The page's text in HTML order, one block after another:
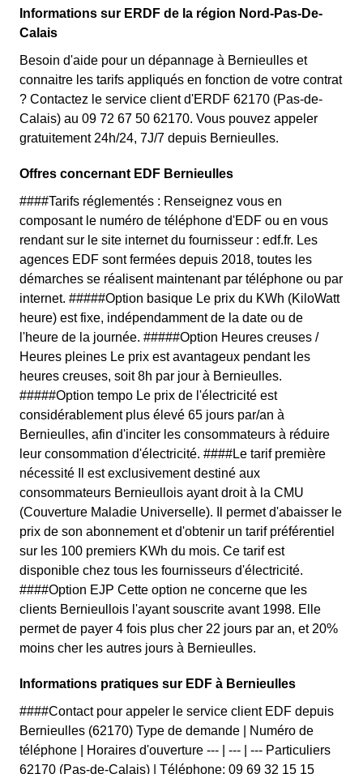
Informations sur ERDF de la région Nord-Pas-De-
Calais
Besoin d'aide pour un dépannage à Bernieulles et
connaitre les tarifs appliqués en fonction de votre contrat
? Contactez le service client d'ERDF 62170 (Pas-de-
Calais) au 09 72 67 50 62170. Vous pouvez appeler
gratuitement 24h/24, 7J/7 depuis Bernieulles.
Offres concernant EDF Bernieulles
####Tarifs réglementés : Renseignez vous en
composant le numéro de téléphone d'EDF ou en vous
rendant sur le site internet du fournisseur : edf.fr. Les
agences EDF sont fermées depuis 2018, toutes les
démarches se réalisent maintenant par téléphone ou par
internet. #####Option basique Le prix du KWh (KiloWatt
heure) est fixe, indépendamment de la date ou de
l'heure de la journée. #####Option Heures creuses /
Heures pleines Le prix est avantageux pendant les
heures creuses, soit 8h par jour à Bernieulles.
#####Option tempo Le prix de l'électricité est
considérablement plus élevé 65 jours par/an à
Bernieulles, afin d'inciter les consommateurs à réduire
leur consommation d'électricité. ####Le tarif première
nécessité Il est exclusivement destiné aux
consommateurs Bernieullois ayant droit à la CMU
(Couverture Maladie Universelle). Il permet d'abaisser le
prix de son abonnement et d'obtenir un tarif préférentiel
sur les 100 premiers KWh du mois. Ce tarif est
disponible chez tous les fournisseurs d'électricité.
####Option EJP Cette option ne concerne que les
clients Bernieullois l'ayant souscrite avant 1998. Elle
permet de payer 4 fois plus cher 22 jours par an, et 20%
moins cher les autres jours à Bernieulles.
Informations pratiques sur EDF à Bernieulles
####Contact pour appeler le service client EDF depuis
Bernieulles (62170) Type de demande | Numéro de
téléphone | Horaires d'ouverture --- | --- | --- Particuliers
62170 (Pas-de-Calais) | Téléphone: 09 69 32 15 15